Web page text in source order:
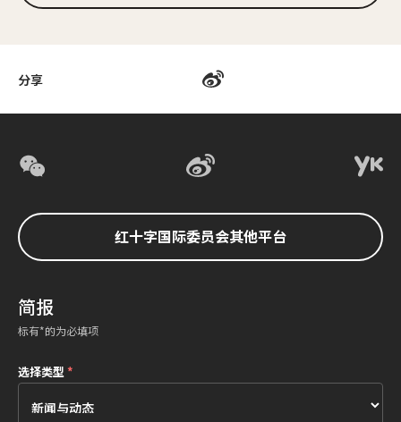
分享
红十字国际委员会其他平台
简报
标有*的为必填项
选择类型*